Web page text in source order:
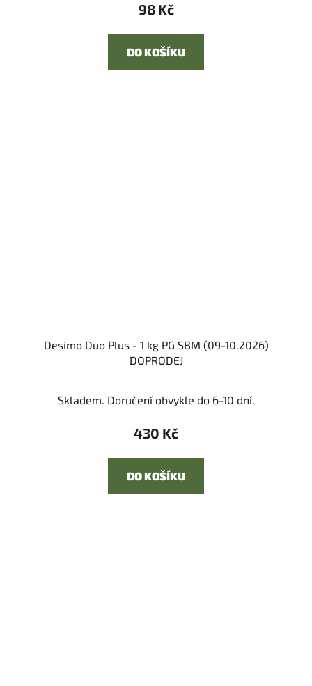
98 Kč
DO KOŠÍKU
Desimo Duo Plus - 1 kg PG SBM (09-10.2026)
DOPRODEJ
Skladem. Doručení obvykle do 6-10 dní.
430 Kč
DO KOŠÍKU